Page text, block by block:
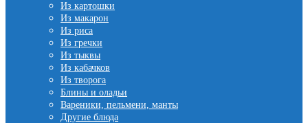
Из картошки
Из макарон
Из риса
Из гречки
Из тыквы
Из кабачков
Из творога
Блины и оладьи
Вареники, пельмени, манты
Другие блюда